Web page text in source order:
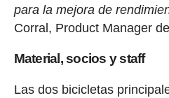
para la mejora de
Corral, Product Manager
Material, socios y staff
Las dos bicicletas